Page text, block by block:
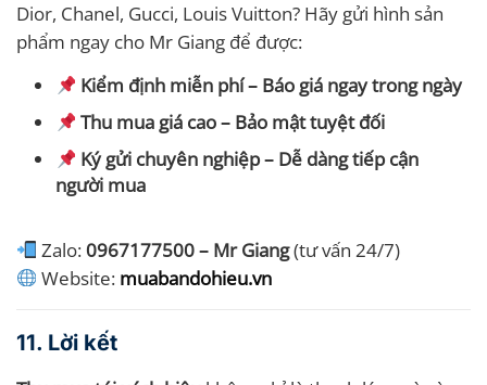
Dior, Chanel, Gucci, Louis Vuitton? Hãy gửi hình sản
phẩm ngay cho Mr Giang để được:
Kiểm định miễn phí – Báo giá ngay trong ngày
Thu mua giá cao – Bảo mật tuyệt đối
Ký gửi chuyên nghiệp – Dễ dàng tiếp cận
người mua
Zalo:0967177500 – Mr Giang(tư vấn 24/7)
Website: muabandohieu.vn
11. Lời kết